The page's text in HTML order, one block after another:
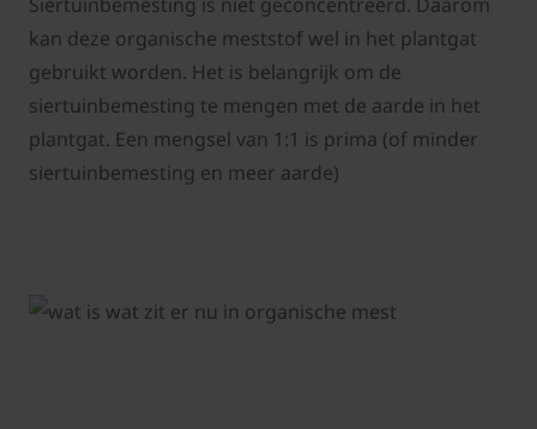
kan deze organische meststof wel in het plantgat
gebruikt worden. Het is belangrijk om de
siertuinbemesting te mengen met de aarde in het
plantgat. Een mengsel van 1:1 is prima (of minder
siertuinbemesting en meer aarde)